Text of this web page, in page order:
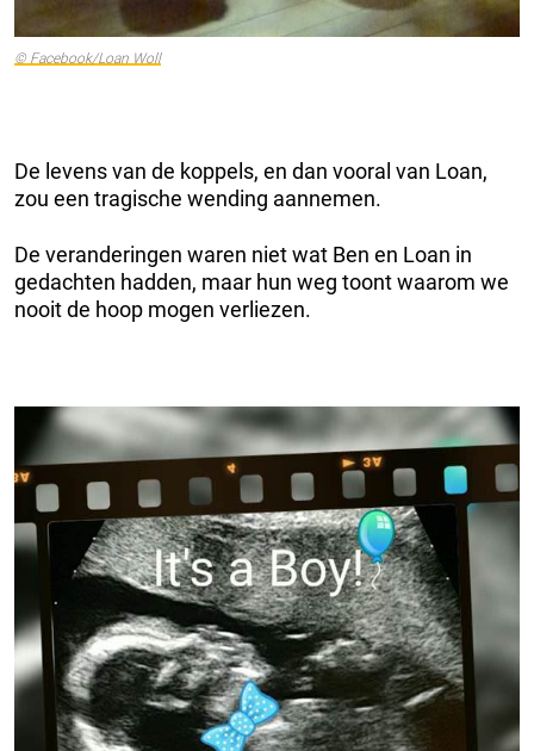
© Facebook/Loan Woll
De levens van de koppels, en dan vooral van Loan,
zou een tragische wending aannemen.
De veranderingen waren niet wat Ben en Loan in
gedachten hadden, maar hun weg toont waarom we
nooit de hoop mogen verliezen.